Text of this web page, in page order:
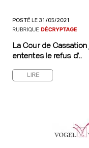
POSTÉ LE 31/05/2021
RUBRIQUE DÉCRYPTAGE
La Cour de
ententes le refus d’..
LIRE